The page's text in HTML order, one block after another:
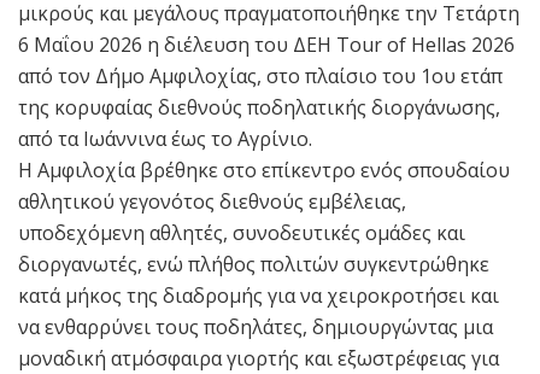
μικρούς και μεγάλους πραγματοποιήθηκε την Τετάρτη
6 Μαΐου 2026 η διέλευση του ΔΕΗ Tour of Hellas 2026
από τον Δήμο Αμφιλοχίας, στο πλαίσιο του 1ου ετάπ
της κορυφαίας διεθνούς ποδηλατικής διοργάνωσης,
από τα Ιωάννινα έως το Αγρίνιο.
Η Αμφιλοχία βρέθηκε στο επίκεντρο ενός σπουδαίου
αθλητικού γεγονότος διεθνούς εμβέλειας,
υποδεχόμενη αθλητές, συνοδευτικές ομάδες και
διοργανωτές, ενώ πλήθος πολιτών συγκεντρώθηκε
κατά μήκος της διαδρομής για να χειροκροτήσει και
να ενθαρρύνει τους ποδηλάτες, δημιουργώντας μια
μοναδική ατμόσφαιρα γιορτής και εξωστρέφειας για